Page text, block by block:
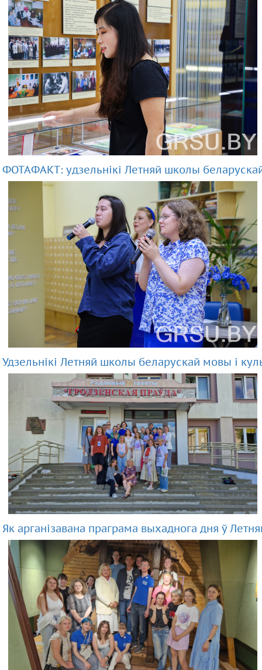
ФОТАФАКТ: удзельнікі Летняй школы
Удзельнікі Летняй школы беларускай мовы і
Як арганізавана праграма выхаднога дня ў